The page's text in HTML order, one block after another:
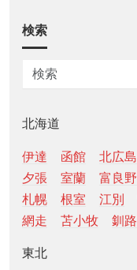
検索
北海道
伊達 函館 北広島
夕張
室蘭 富良野
札幌
根室 江別
網走
苫小牧 釧路
東北